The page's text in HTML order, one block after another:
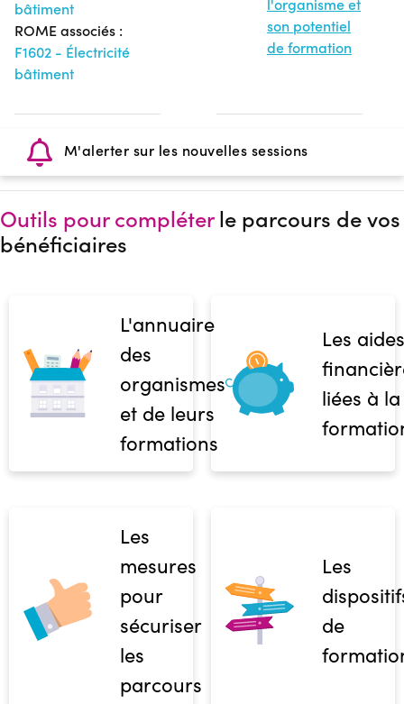
bâtiment
ROME associés :
F1602 - Électricité
bâtiment
l'organisme et
son potentiel
de formation
M'alerter sur les nouvelles sessions
Outils pour compléterle parcours de vos
bénéficiaires
L'annuaire
des
organismes
et de leurs
formations
Les aides
liées à la
Les
mesures
pour
sécuriser
les
parcours
Les
de